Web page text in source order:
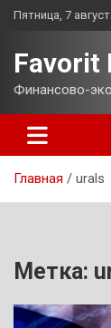
Перейти
Пятница, 7
Favorit
Финансово-
Главная urals
Метка: